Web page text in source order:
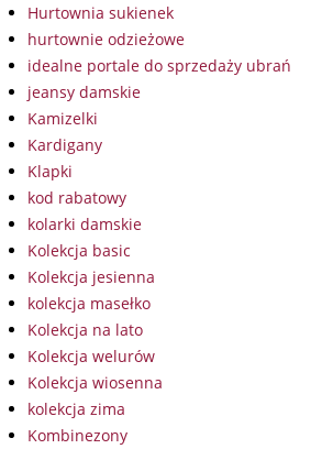
Hurtownia sukienek
hurtownie odzieżowe
idealne portale do sprzedaży ubrań
jeansy damskie
Kamizelki
Kardigany
Klapki
kod rabatowy
kolarki damskie
Kolekcja basic
Kolekcja jesienna
kolekcja masełko
Kolekcja na lato
Kolekcja welurów
Kolekcja wiosenna
kolekcja zima
Kombinezony